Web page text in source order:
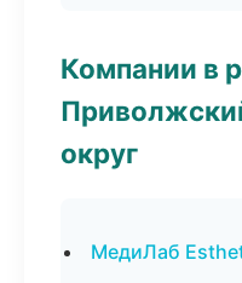
Компании в
округ
МедиЛаб